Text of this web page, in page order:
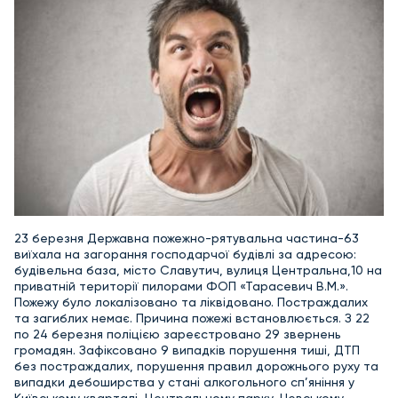
23 березня Державна пожежно-рятувальна частина-63
виїхала на загорання господарчої будівлі за адресою:
будівельна база, місто Славутич, вулиця Центральна,10 на
приватній території пилорами ФОП «Тарасевич В.М.».
Пожежу було локалізовано та ліквідовано. Постраждалих
та загиблих немає. Причина пожежі встановлюється. З 22
по 24 березня поліцією зареєстровано 29 звернень
громадян. Зафіксовано 9 випадків порушення тиші, ДТП
без постраждалих, порушення правил дорожнього руху та
випадки дебоширства у стані алкогольного сп’яніння у